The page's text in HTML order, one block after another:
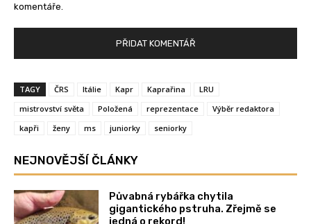
komentáře.
TAGY ČRS Itálie Kapr Kaprařina
LRU
mistrovství světa
Položená reprezentace
Výběr redaktora
kapři
ženy ms juniorky seniorky
NEJNOVĚJŠÍ ČLÁNKY
Půvabná rybářka chytila
gigantického pstruha. Zřejmě se
jedná o rekord!